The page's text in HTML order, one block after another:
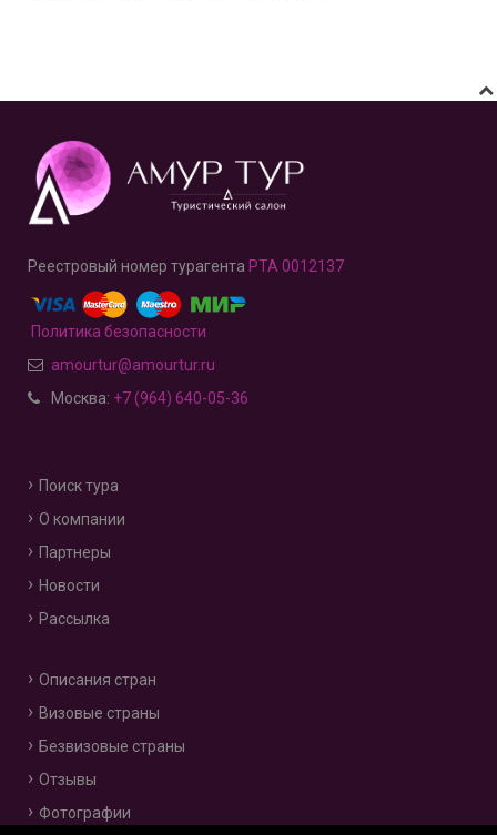
Реестровый номер турагента РТА 0012137
Политика безопасности
amourtur@amourtur.ru
Москва: +7 (964) 640-05-36
Поиск тура
О компании
Партнеры
Новости
Рассылка
Описания стран
Визовые страны
Безвизовые страны
Отзывы
Фотографии